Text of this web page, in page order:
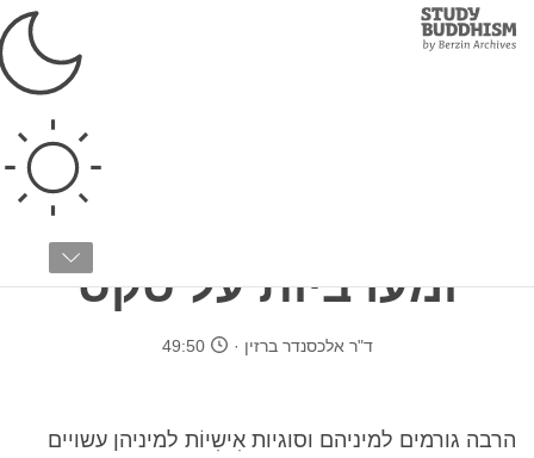
Study
Buddhism
קארמה והתגלמות מחדש (לידה
השקפות בודהיסטיות
ומערביות על סקס
ד"ר אלכסנדר ברזין 49:50
הרבה גורמים למיניהם וסוגיות אִישִיוֹת למיניהן עשויים